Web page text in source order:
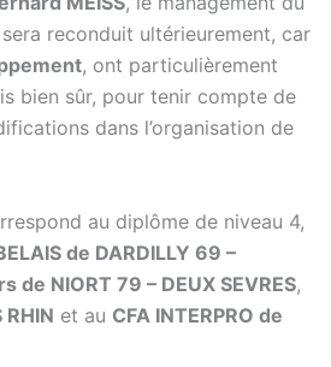
reconduit ultérieurement, car
, ont particulièrement
bien sûr, pour tenir compte de
dans l’organisation de
au diplôme de niveau 4,
de DARDILLY 69 –
de NIORT 79 – DEUX SEVRES,
et au CFA INTERPRO de